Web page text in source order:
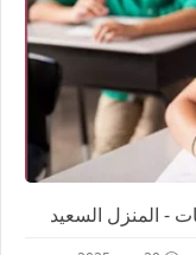
- المنزل السعيد